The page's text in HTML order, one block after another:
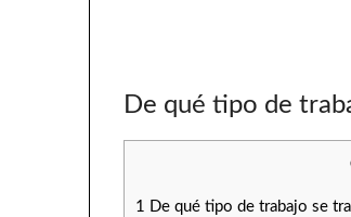
De qué tipo de
1 De qué tipo de trabajo se